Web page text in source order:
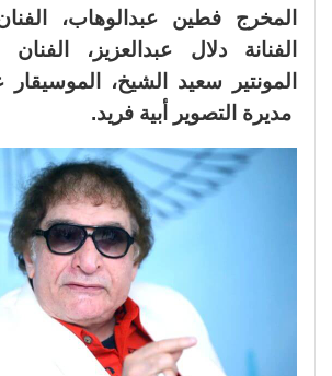
المخرج فطين عبدالوهاب،
الفنانة دلال عبدالعزيز،
المونتير سعيد الشيخ،
مديرة التصوير أبية فريد.